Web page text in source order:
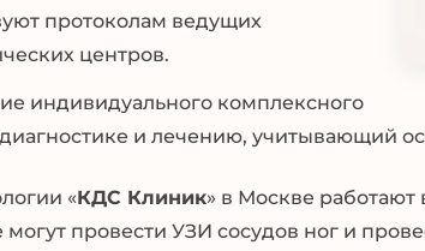
протоколам ведущих
центров.
индивидуального комплексного
и лечению, учитывающий
«КДС Клиник» в Москве
провести УЗИ сосудов ног и